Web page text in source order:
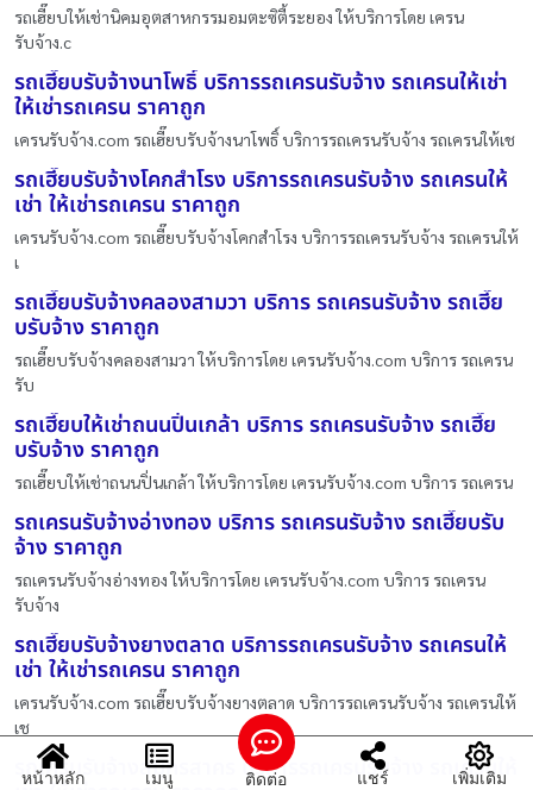
รถเฮี๊ยบให้เช่านิคมอุตสาหกรรมอมตะซิตี้ระยอง ให้บริการโดย เครน
รับจ้าง.c
รถเฮี๊ยบรับจ้างนาโพธิ์ บริการรถเครนรับจ้าง รถเครนให้เช่า
ให้เช่ารถเครน ราคาถูก
เครนรับจ้าง.com รถเฮี๊ยบรับจ้างนาโพธิ์ บริการรถเครนรับจ้าง รถเครนให้เช
รถเฮี๊ยบรับจ้างโคกสำโรง บริการรถเครนรับจ้าง รถเครนให้
เช่า ให้เช่ารถเครน ราคาถูก
เครนรับจ้าง.com รถเฮี๊ยบรับจ้างโคกสำโรง บริการรถเครนรับจ้าง รถเครนให้
เ
รถเฮี๊ยบรับจ้างคลองสามวา บริการ รถเครนรับจ้าง รถเฮี๊ย
บรับจ้าง ราคาถูก
รถเฮี๊ยบรับจ้างคลองสามวา ให้บริการโดย เครนรับจ้าง.com บริการ รถเครน
รับ
รถเฮี๊ยบให้เช่าถนนปิ่นเกล้า บริการ รถเครนรับจ้าง รถเฮี๊ย
บรับจ้าง ราคาถูก
รถเฮี๊ยบให้เช่าถนนปิ่นเกล้า ให้บริการโดย เครนรับจ้าง.com บริการ รถเครน
รถเครนรับจ้างอ่างทอง บริการ รถเครนรับจ้าง รถเฮี๊ยบรับ
จ้าง ราคาถูก
รถเครนรับจ้างอ่างทอง ให้บริการโดย เครนรับจ้าง.com บริการ รถเครน
รับจ้าง
รถเฮี๊ยบรับจ้างยางตลาด บริการรถเครนรับจ้าง รถเครนให้
เช่า ให้เช่ารถเครน ราคาถูก
เครนรับจ้าง.com รถเฮี๊ยบรับจ้างยางตลาด บริการรถเครนรับจ้าง รถเครนให้
เช
รถเครนรับจ้างสมุทรสาคร บริการรถเครนรับจ้าง รถเครนให้
หน้าหลัก เมนู ติดต่อ แชร์ เพิ่มเติม